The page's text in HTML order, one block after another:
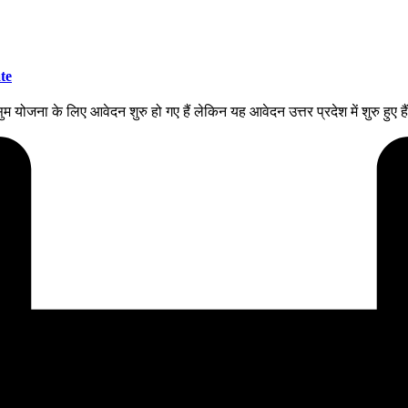
योजना के लिए आवेदन शुरु हो गए हैं लेकिन यह आवेदन उत्तर प्रदेश में शुरु हुए